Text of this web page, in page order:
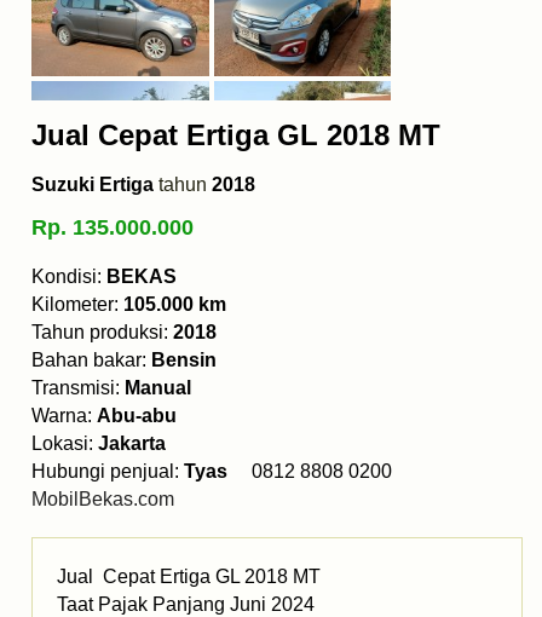
Jual Cepat Ertiga GL 2018 MT
Suzuki Ertiga tahun 2018
Rp. 135.000.000
Kondisi: BEKAS
Kilometer: 105.000 km
Tahun produksi: 2018
Bahan bakar: Bensin
Transmisi: Manual
Warna: Abu-abu
Lokasi: Jakarta
Hubungi penjual: Tyas 0812 8808 0200
MobilBekas.com
Jual Cepat Ertiga GL 2018 MT
Taat Pajak Panjang Juni 2024